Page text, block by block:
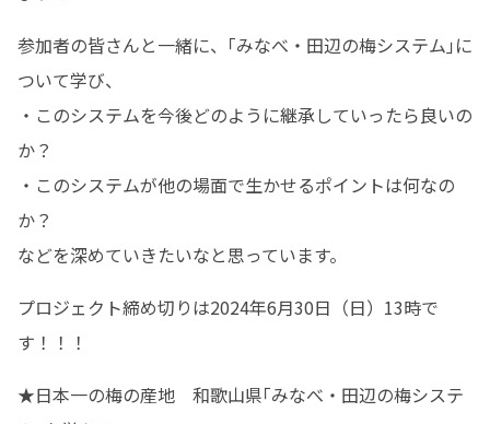
参加者の皆さんと一緒に、｢みなべ・田辺の梅システム｣に
ついて学び、
・このシステムを今後どのように継承していったら良いの
か？
・このシステムが他の場面で生かせるポイントは何なの
か？
などを深めていきたいなと思っています。
プロジェクト締め切りは2024年6月30日（日）13時で
す！！！
★日本一の梅の産地　和歌山県｢みなべ・田辺の梅システ